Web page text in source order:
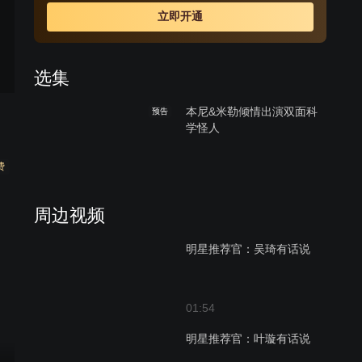
图谋害弗兰肯斯坦的未婚妻伊丽莎白。弗兰肯斯坦怀着满
腔怒火追捕他所创造的恶魔般的怪物。最后，在搏斗中，
立即开通
选集
预告
本尼&米勒倾情出演双面科
学怪人
周边视频
明星推荐官：吴琦有话说
01:54
明星推荐官：叶璇有话说